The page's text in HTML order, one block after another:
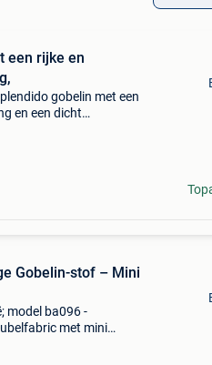
een rijke en
gobelin met een
en een dicht
Gobelin-stof – Mini
model ba096 -
met mini